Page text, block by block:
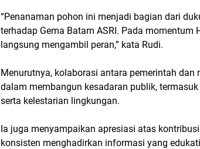
“Penanaman pohon ini menjadi bagian dari
terhadap Gema Batam ASRI. Pada momentum
langsung mengambil peran,” kata Rudi.
Menurutnya, kolaborasi antara pemerintah
dalam membangun kesadaran publik,
serta kelestarian lingkungan.
Ia juga menyampaikan apresiasi atas
konsisten menghadirkan informasi yang